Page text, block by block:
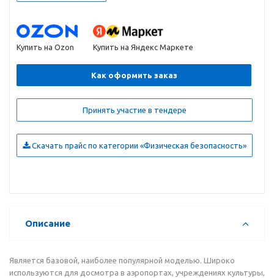
Купить на Ozon Купить на Яндекс Маркете
Как оформить заказ
Принять участие в тендере
Скачать прайс по категории «Физическая безопасность»
Описание
Является базовой, наиболее популярной моделью. Широко
используются для досмотра в аэропортах, учреждениях культуры,